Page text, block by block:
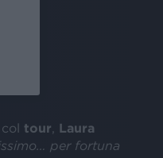
col tour
Laura
per fortuna